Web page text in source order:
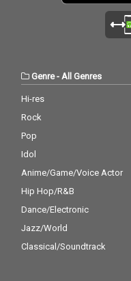
Genre- All Genres
Hi-res
Rock
Pop
Idol
Anime/Game/Voice Actor
Hip Hop/R&B
Dance/Electronic
Jazz/World
Classical/Soundtrack